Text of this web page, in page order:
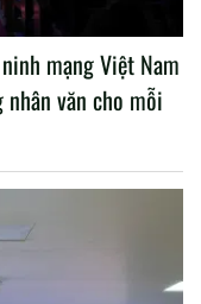
mạng Việt Nam
văn cho mỗi